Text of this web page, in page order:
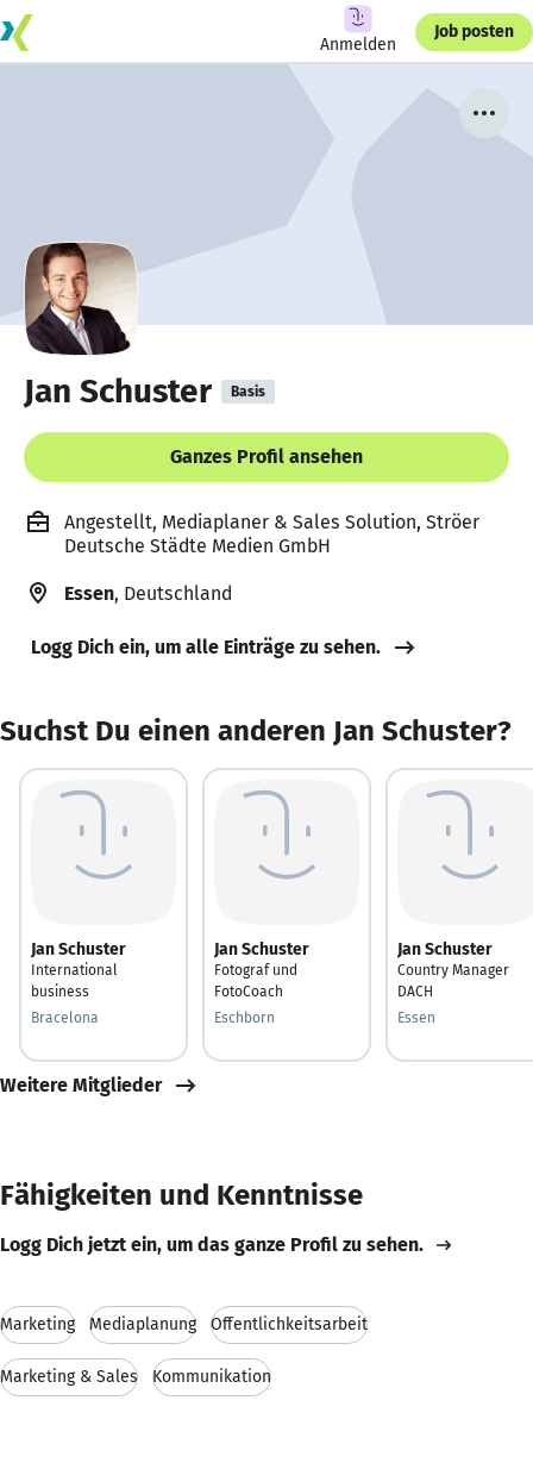
Anmelden
Job posten
Jan Schuster Basis
Ganzes Profil ansehen
Angestellt, Mediaplaner & Sales Solution, Ströer
Deutsche Städte Medien GmbH
Essen, Deutschland
Logg Dich ein, um alle Einträge zu sehen.
Suchst Du einen anderen Jan Schuster?
Jan Schuster
International
business
Bracelona
Jan Schuster
Fotograf und
FotoCoach
Eschborn
Jan Schuster
Country Manager
DACH
Essen
Weitere Mitglieder
Fähigkeiten und Kenntnisse
Logg Dich jetzt ein, um das ganze Profil zu sehen.
Marketing Mediaplanung Öffentlichkeitsarbeit
Marketing & Sales Kommunikation